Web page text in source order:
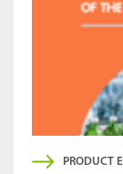
PRODUCT